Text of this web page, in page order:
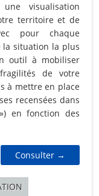
visualisation
territoire et de
pour chaque
la situation la plus
outil à mobiliser
de votre
à mettre en place
recensées dans
) en fonction des
Consulter →